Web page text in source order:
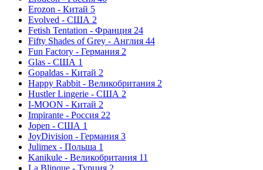
Erozon - Китай 5
Evolved - США 2
Fetish Tentation - Франция 24
Fifty Shades of Grey - Англия 44
Fun Factory - Германия 2
Glas - США 1
Gopaldas - Китай 2
Happy Rabbit - Великобритания 2
Hustler Lingerie - США 2
I-MOON - Китай 2
Impirante - Россия 22
Jopen - США 1
JoyDivision - Германия 3
Julimex - Польша 1
Kanikule - Великобритания 11
La Blinque - Турция 2